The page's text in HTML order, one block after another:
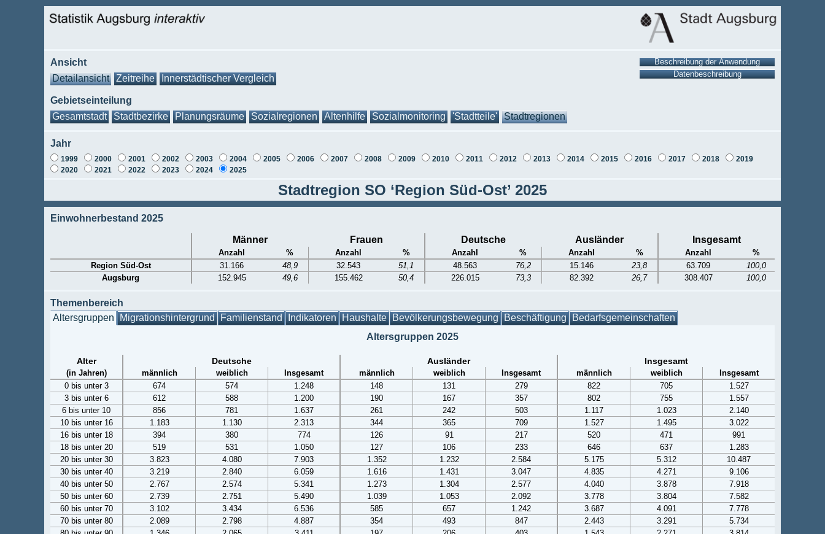
Ansicht
Detailansicht
Zeitreihe Innerstädtischer Vergleich
Gebietseinteilung
Gesamtstadt
Stadtbezirke Planungsräume Sozialregionen Altenhilfe Sozialmonitoring 'Stadtteile' Stadtregionen
Jahr
1999 2000 2001 2002 2003 2004 2005 2006 2007 2008 2009 2010 2011 2012 2013 2014 2015 2016 2017 2018
2019
2020
2021 2022 2023 2024 2025
Stadtregion SO ‘Region Süd-Ost’ 2025
Einwohnerbestand 2025
Männer Frauen Deutsche Ausländer Insgesamt
Anzahl % Anzahl % Anzahl % Anzahl % Anzahl
%
Region Süd-Ost
31.166 48,9 32.543 51,1 48.563 76,2 15.146 23,8 63.709
100,0
Augsburg
152.945 49,6 155.462 50,4 226.015 73,3 82.392 26,7 308.407 100,0
Themenbereich
Altersgruppen Migrationshintergrund Familienstand Indikatoren Haushalte Bevölkerungsbewegung Beschäftigung Bedarfsgemeinschaften
Altersgruppen 2025
Alter Deutsche Ausländer Insgesamt
(in Jahren) männlich weiblich Insgesamt männlich weiblich Insgesamt männlich weiblich
Insgesamt
0 bis unter 3
674 574 1.248 148 131 279 822 705
1.527
3 bis unter 6
612 588 1.200 190 167 357 802 755
1.557
6 bis unter 10
856 781 1.637 261 242 503 1.117 1.023
2.140
10 bis unter 16
1.183 1.130 2.313 344 365 709 1.527 1.495
3.022
16 bis unter 18
394 380 774 126 91 217 520 471
991
18 bis unter 20
519 531 1.050 127 106 233 646 637
1.283
20 bis unter 30
3.823 4.080 7.903 1.352 1.232 2.584 5.175 5.312
10.487
30 bis unter 40
3.219 2.840 6.059 1.616 1.431 3.047 4.835 4.271
9.106
40 bis unter 50
2.767 2.574 5.341 1.273 1.304 2.577 4.040 3.878
7.918
50 bis unter 60
2.739 2.751 5.490 1.039 1.053 2.092 3.778 3.804
7.582
60 bis unter 70
3.102 3.434 6.536 585 657 1.242 3.687 4.091
7.778
70 bis unter 80
2.089 2.798 4.887 354 493 847 2.443 3.291
5.734